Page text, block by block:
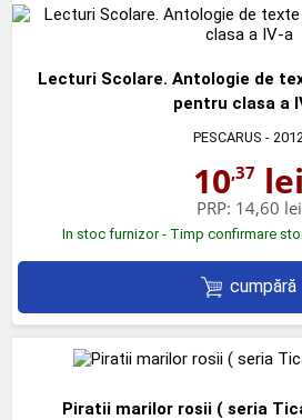
Lecturi Scolare. Antologie de
pentru clasa a
PESCARUS - 2012
10,37 lei
PRP: 14,60 lei
In stoc furnizor - Timp confirmare
cumpără
Piratii marilor rosii ( seria